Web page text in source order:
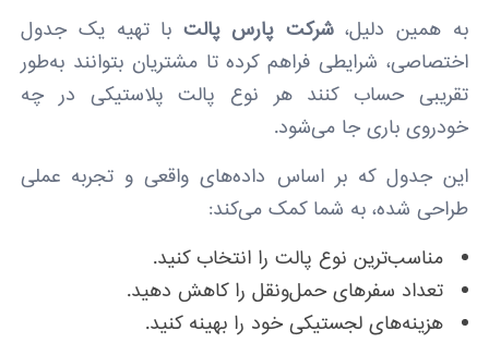
به همین دلیل،شرکت پارس پالت با تهیه یک جدول
اختصاصی، شرایطی فراهم کرده تا مشتریان بتوانند به‌طور
تقریبی حساب کنند هر نوع پالت پلاستیکی در چه
خودروی باری جا می‌شود.
این جدول که بر اساس داده‌های واقعی و تجربه عملی
طراحی شده، به شما کمک می‌کند:
مناسب‌ترین نوع پالت را انتخاب کنید.
تعداد سفرهای حمل‌ونقل را کاهش دهید.
هزینه‌های لجستیکی خود را بهینه کنید.